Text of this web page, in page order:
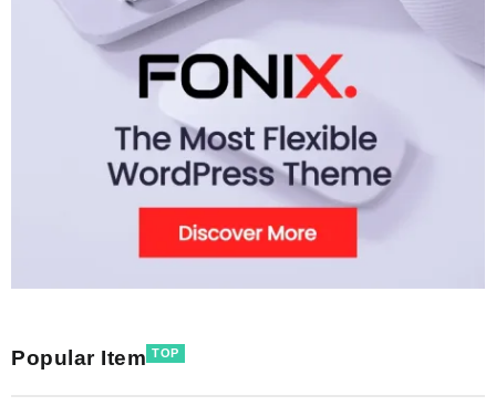
Popular Item TOP